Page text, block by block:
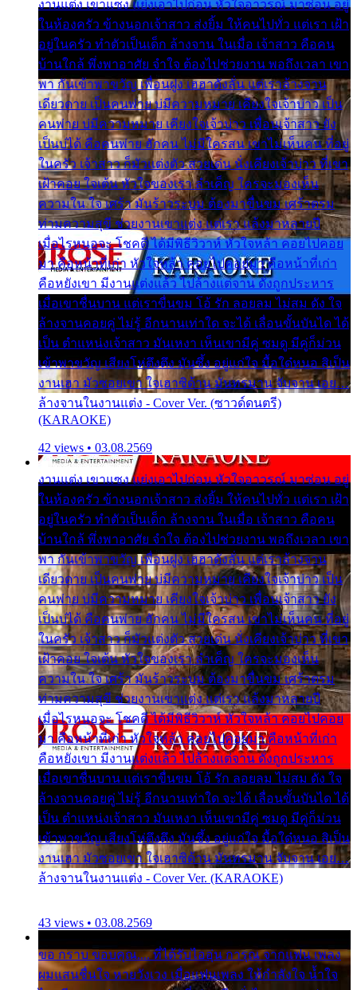
งานแต่ง เขาแซง แย่งเอาไปก่อน หัวใจอาวรณ์ มาซ่อน อยู่
ในห้องครัว ข้างนอกเจ้าสาว ส่งยิ้ม ให้คนไปทั่ว แต่เรา เฝ้า
อยู่ในครัว ทำตัวเป็นเด็ก ล้างจาน ในเมื่อ เจ้าสาว คือคน
บ้านใกล้ พึ่งพาอาศัย จำใจ ต้องไปช่วยงาน พอถึงเวลา เขา
พา กันเข้าพาขวัญ เพื่อนฝูง เฮฮาดังลั่น แต่เราล้างจาน
เดียวดาย เป็นคนพ่าย บ่มีความหมาย เคียงใจเจ้าบ่าว เป็น
คนพ่าย บ่มีความหมาย เคียงใจเจ้าบ่าว เพื่อนเจ้าสาว ยัง
เป็นบ่ได้ คือคนพ่าย ฮักคน ไม่มีใครสน เขาไม่เห็นคน ที่อยู่
ในครัว เจ้าสาว ก็มัวแต่งตัว สวยเด่น นั่งเคียงเจ้าบ่าว ที่เขา
เฝ้าคอย ใจเต้น หัวใจของเรา ลำเค็ญ ใครจะมองเห็น
ความใน ใจ เศร้า มันร้าวระบม ต้องมาขื่นขม เศร้าตรม
ท่ามความสุขี ช่วยงานเขาแต่ง แต่เรา แล้งมาหลายปี
เมื่อไรหนอจะ โชคดี ได้มีพิธีวิวาห์ หัวใจหล้า คอยไปคอย
มา คือหน้าที่เก่า หัวใจหล้า คอยไปคอยมา คือหน้าที่เก่า
คือหยังเขา มีงานแต่งแล้ว ไปล้างแต่จาน ดั่งถูกประหาร
เมื่อเขาชื่นบาน แต่เราขื่นขม โอ้ รัก ลอยลม ไม่สม ดัง ใจ
ล้างจานคอยคู่ ไม่รู้ อีกนานเท่าใด จะได้ เลื่อนขั้นบันได ได้
เป็น ตำแหน่งเจ้าสาว มันเหงา เห็นเขามีคู่ ซมดู มีคู่ก็ม่วน
เข้าพาขวัญ เสียงโห่ตึงตึง มันซึ้ง อยู่แก่ใจ มื้อใด๋หนอ สิเป็น
งานเฮา มัวซอยเขา ใจเฮาซิด้าน มันทรมาน จับจาน เอย…
ล้างจานในงานแต่ง - Cover Ver. (ซาวด์ดนตรี)
(KARAOKE)
42 views • 03.08.2569
งานแต่ง เขาแซง แย่งเอาไปก่อน หัวใจอาวรณ์ มาซ่อน อยู่
ในห้องครัว ข้างนอกเจ้าสาว ส่งยิ้ม ให้คนไปทั่ว แต่เรา เฝ้า
อยู่ในครัว ทำตัวเป็นเด็ก ล้างจาน ในเมื่อ เจ้าสาว คือคน
บ้านใกล้ พึ่งพาอาศัย จำใจ ต้องไปช่วยงาน พอถึงเวลา เขา
พา กันเข้าพาขวัญ เพื่อนฝูง เฮฮาดังลั่น แต่เราล้างจาน
เดียวดาย เป็นคนพ่าย บ่มีความหมาย เคียงใจเจ้าบ่าว เป็น
คนพ่าย บ่มีความหมาย เคียงใจเจ้าบ่าว เพื่อนเจ้าสาว ยัง
เป็นบ่ได้ คือคนพ่าย ฮักคน ไม่มีใครสน เขาไม่เห็นคน ที่อยู่
ในครัว เจ้าสาว ก็มัวแต่งตัว สวยเด่น นั่งเคียงเจ้าบ่าว ที่เขา
เฝ้าคอย ใจเต้น หัวใจของเรา ลำเค็ญ ใครจะมองเห็น
ความใน ใจ เศร้า มันร้าวระบม ต้องมาขื่นขม เศร้าตรม
ท่ามความสุขี ช่วยงานเขาแต่ง แต่เรา แล้งมาหลายปี
เมื่อไรหนอจะ โชคดี ได้มีพิธีวิวาห์ หัวใจหล้า คอยไปคอย
มา คือหน้าที่เก่า หัวใจหล้า คอยไปคอยมา คือหน้าที่เก่า
คือหยังเขา มีงานแต่งแล้ว ไปล้างแต่จาน ดั่งถูกประหาร
เมื่อเขาชื่นบาน แต่เราขื่นขม โอ้ รัก ลอยลม ไม่สม ดัง ใจ
ล้างจานคอยคู่ ไม่รู้ อีกนานเท่าใด จะได้ เลื่อนขั้นบันได ได้
เป็น ตำแหน่งเจ้าสาว มันเหงา เห็นเขามีคู่ ซมดู มีคู่ก็ม่วน
เข้าพาขวัญ เสียงโห่ตึงตึง มันซึ้ง อยู่แก่ใจ มื้อใด๋หนอ สิเป็น
งานเฮา มัวซอยเขา ใจเฮาซิด้าน มันทรมาน จับจาน เอย…
ล้างจานในงานแต่ง - Cover Ver. (KARAOKE)
43 views • 03.08.2569
ขอ กราบ ขอบคุณ.... ที่ได้รับไออุ่น การุณ จากแฟน เพลง
ผมแสนชื่นใจ หายวังเวง เมื่อแฟนเพลง ให้กำลังใจ น้ำใจ